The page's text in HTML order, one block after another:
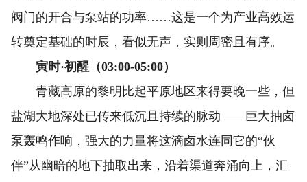
阀门的开合与泵站的功率……这是一个为产业高效运
转奠定基础的时辰，看似无声，实则周密且有序。
寅时·初醒（03:00-05:00）
青藏高原的黎明比起平原地区来得要晚一些，但
盐湖大地深处已传来低沉且持续的脉动——巨大抽卤
泵轰鸣作响，强大的力量将这滴卤水连同它的“伙
伴”从幽暗的地下抽取出来，沿着渠道奔涌向上，汇